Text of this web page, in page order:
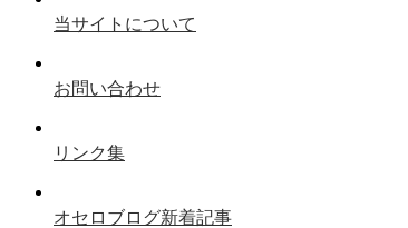
当サイトについて
お問い合わせ
リンク集
オセロブログ新着記事